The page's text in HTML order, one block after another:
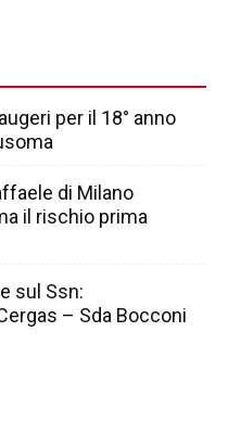
per il 18° anno
di Milano
il rischio prima
sul Ssn:
– Sda Bocconi